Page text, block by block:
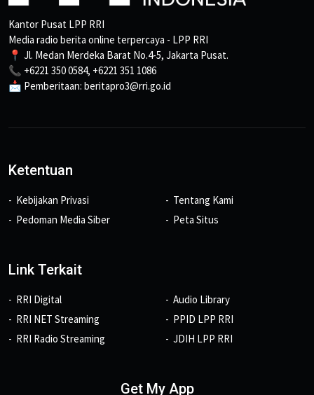
Kantor Pusat LPP RRI
Media radio berita online terpercaya - LPP RRI
📍 Jl. Medan Merdeka Barat No.4-5, Jakarta Pusat.
📞 +6221 350 0584, +6221 351 1086
📩 Pemberitaan: beritapro3@rri.go.id
Ketentuan
Kebijakan Privasi
Pedoman Media Siber
Tentang Kami
Peta Situs
Link Terkait
RRI Digital
RRI NET Streaming
RRI Radio Streaming
Audio Library
PPID LPP RRI
JDIH LPP RRI
Get My App